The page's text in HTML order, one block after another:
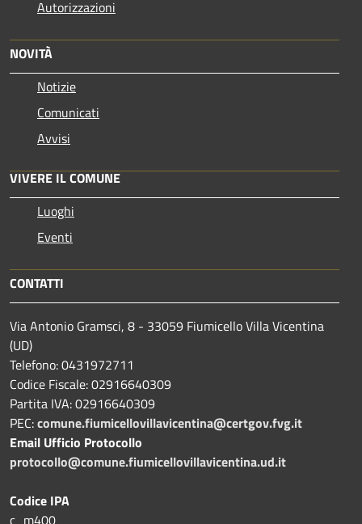
Autorizzazioni
NOVITÀ
Notizie
Comunicati
Avvisi
VIVERE IL COMUNE
Luoghi
Eventi
CONTATTI
Via Antonio Gramsci, 8 - 33059 Fiumicello Villa Vicentina
(UD)
Telefono: 0431972711
Codice Fiscale: 02916640309
Partita IVA: 02916640309
PEC:comune.fiumicellovillavicentina@certgov.fvg.it
Email Ufficio Protocollo
protocollo@comune.fiumicellovillavicentina.ud.it
Codice IPA
c_m400